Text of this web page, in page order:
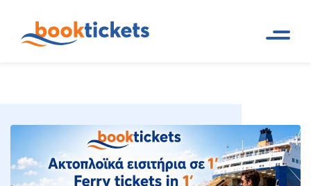
en ferry et billets
de ferry et itinéraires